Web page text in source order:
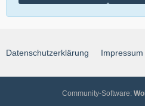
Datenschutzerklärung Impressum
Community-Software: